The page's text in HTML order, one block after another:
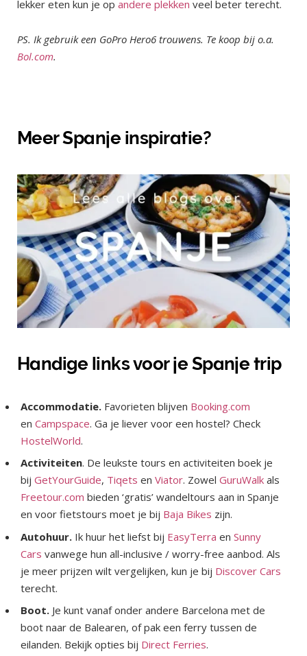
lekker eten kun je op andere plekken veel beter terecht.
PS. Ik gebruik een GoPro Hero6 trouwens. Te koop bij o.a.
Bol.com.
Meer Spanje inspiratie?
Handige links voor je Spanje trip
Accommodatie. Favorieten blijven Booking.com
en Campspace. Ga je liever voor een hostel? Check
HostelWorld.
Activiteiten. De leukste tours en activiteiten boek je
bij GetYourGuide, Tiqets en Viator. Zowel GuruWalk als
Freetour.com bieden ‘gratis’ wandeltours aan in Spanje
en voor fietstours moet je bij Baja Bikes zijn.
Autohuur. Ik huur het liefst bij EasyTerra en Sunny
Cars vanwege hun all-inclusive / worry-free aanbod. Als
je meer prijzen wilt vergelijken, kun je bij Discover Cars
terecht.
Boot. Je kunt vanaf onder andere Barcelona met de
boot naar de Balearen, of pak een ferry tussen de
eilanden. Bekijk opties bij Direct Ferries.